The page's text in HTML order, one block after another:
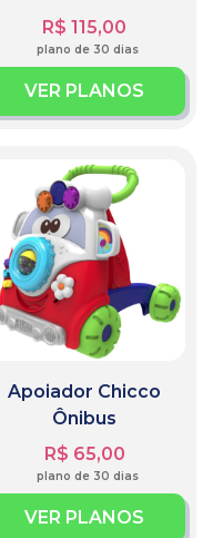
Musical Piano Mesa
Para Bebê
R$ 115,00
plano de 30 dias
VER PLANOS
Apoiador Chicco
Ônibus
R$ 65,00
plano de 30 dias
VER PLANOS